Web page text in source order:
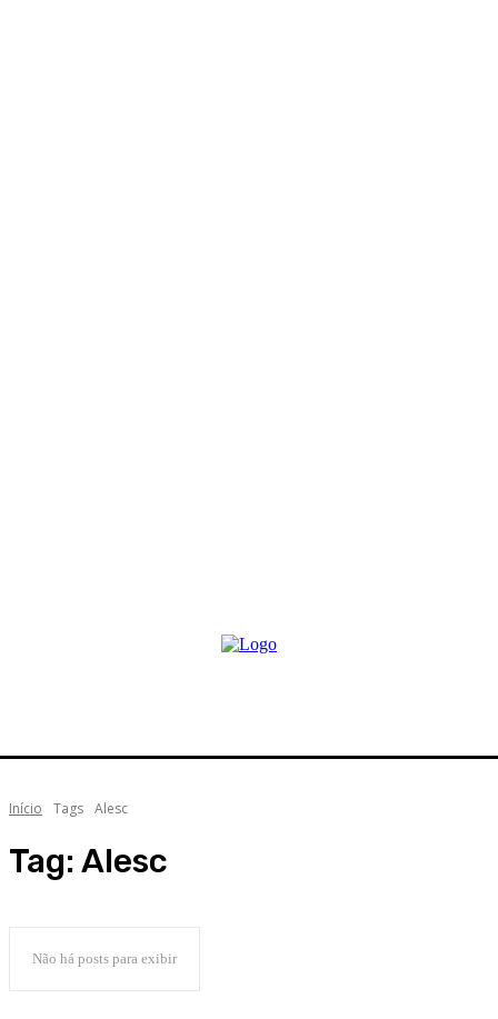
Início Tags Alesc
Tag: Alesc
Não há posts para exibir